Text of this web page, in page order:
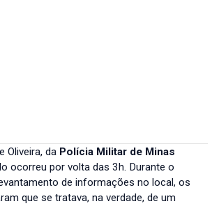
Oliveira, da Polícia Militar de Minas
ocorreu por volta das 3h. Durante o
de informações no local, os
que se tratava, na verdade, de um